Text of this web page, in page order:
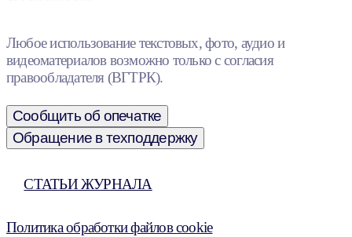
Любое использование текстовых, фото, аудио и
видеоматериалов возможно только с согласия
правообладателя (ВГТРК).
Сообщить об опечатке
Обращение в техподдержку
СТАТЬИ ЖУРНАЛА
Политика обработки файлов cookie